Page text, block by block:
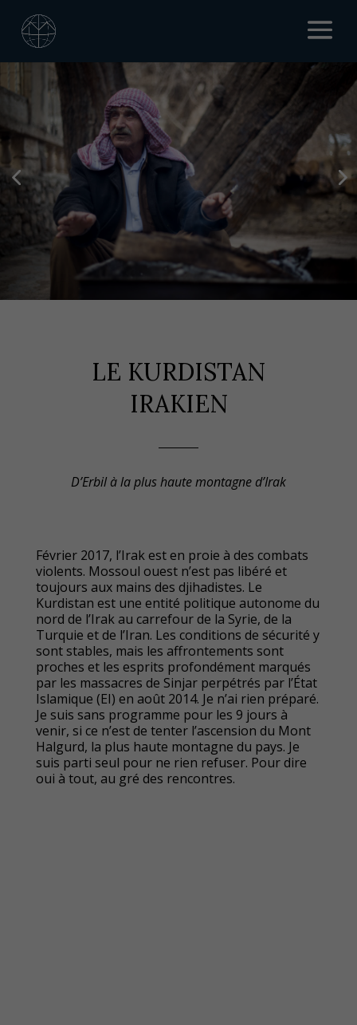
LE KURDISTAN
IRAKIEN
D’Erbil à la plus haute montagne d’Irak
Février 2017, l’Irak est en proie à des combats
violents. Mossoul ouest n’est pas libéré et
toujours aux mains des djihadistes. Le
Kurdistan est une entité politique autonome du
nord de l’Irak au carrefour de la Syrie, de la
Turquie et de l’Iran. Les conditions de sécurité y
sont stables, mais les affrontements sont
proches et les esprits profondément marqués
par les massacres de Sinjar perpétrés par l’État
Islamique (EI) en août 2014. Je n’ai rien préparé.
Je suis sans programme pour les 9 jours à
venir, si ce n’est de tenter l’ascension du Mont
Halgurd, la plus haute montagne du pays. Je
suis parti seul pour ne rien refuser. Pour dire
oui à tout, au gré des rencontres.